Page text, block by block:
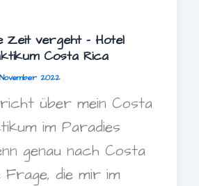
Zeit vergeht – Hotel
Costa Rica
2022
über mein Costa
im Paradies
genau nach Costa
Frage, die mir im